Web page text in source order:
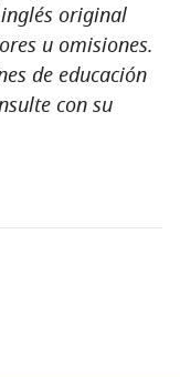
original
u omisiones.
de educación
con su